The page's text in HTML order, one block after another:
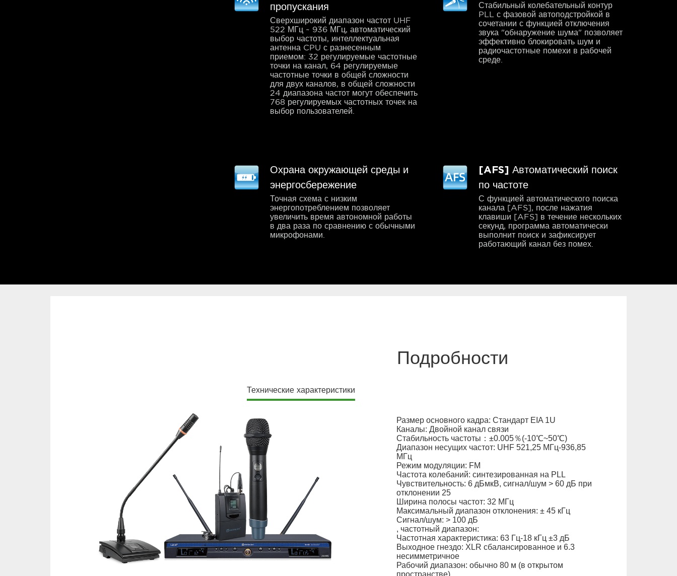
пропускания
Сверхширокий диапазон частот UHF
522 МГц ~ 936 МГц, автоматический
выбор частоты, интеллектуальная
антенна CPU с разнесенным
приемом: 32 регулируемые частотные
точки на канал, 64 регулируемые
частотные точки в общей сложности
для двух каналов, в общей сложности
24 диапазона частот могут обеспечить
768 регулируемых частотных точек на
выбор пользователей.
Стабильный колебательный контур
PLL с фазовой автоподстройкой в
сочетании с функцией отключения
звука "обнаружение шума" позволяет
эффективно блокировать шум и
радиочастотные помехи в рабочей
среде.
Охрана окружающей среды и
энергосбережение
Точная схема с низким
энергопотреблением позволяет
увеличить время автономной работы
в два раза по сравнению с обычными
микрофонами.
[AFS] Автоматический поиск
по частоте
С функцией автоматического поиска
канала [AFS], после нажатия
клавиши [AFS] в течение нескольких
секунд, программа автоматически
выполнит поиск и зафиксирует
работающий канал без помех.
Подробности
Технические характеристики
Размер основного кадра: Стандарт EIA 1U
Каналы: Двойной канал связи
Стабильность частоты：±0.005％(-10℃~50℃)
Диапазон несущих частот: UHF 521,25 МГц-936,85
МГц
Режим модуляции: FM
Частота колебаний: синтезированная на PLL
Чувствительность: 6 дБмкВ, сигнал/шум > 60 дБ при
отклонении 25
Ширина полосы частот: 32 МГц
Максимальный диапазон отклонения: ± 45 кГц
Сигнал/шум: > 100 дБ
, частотный диапазон:
Частотная характеристика: 63 Гц-18 кГц ±3 дБ
Выходное гнездо: XLR сбалансированное и 6.3
несимметричное
Рабочий диапазон: обычно 80 м (в открытом
пространстве)